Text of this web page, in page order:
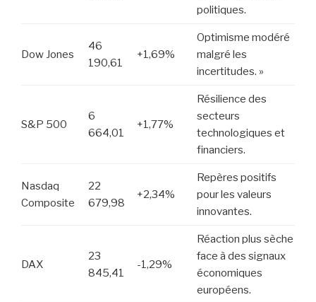
politiques.
Dow Jones
46
190,61
+1,69%
Optimisme modéré
malgré les
incertitudes. »
S&P 500
6
664,01
+1,77%
Résilience des
secteurs
technologiques et
financiers.
Nasdaq
Composite
22
679,98
+2,34%
Repères positifs
pour les valeurs
innovantes.
DAX
23
845,41
-1,29%
Réaction plus sèche
face à des signaux
économiques
européens.